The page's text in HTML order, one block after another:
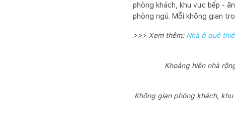
phòng khách, khu vực bếp -
phòng ngủ. Mỗi không gian
>>> Xem thêm: Nhà ở quê
Khoảng hiên nhà
Không gian phòng khách,